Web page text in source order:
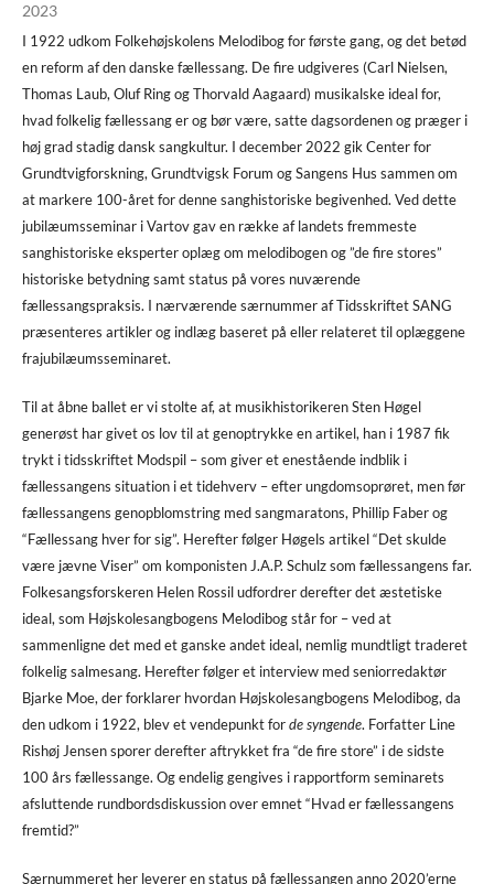
2023
I 1922 udkom Folkehøjskolens Melodibog for første gang, og det betød
en reform af den danske fællessang. De fire udgiveres (Carl Nielsen,
Thomas Laub, Oluf Ring og Thorvald Aagaard) musikalske ideal for,
hvad folkelig fællessang er og bør være, satte dagsordenen og præger i
høj grad stadig dansk sangkultur. I december 2022 gik Center for
Grundtvigforskning, Grundtvigsk Forum og Sangens Hus sammen om
at markere 100-året for denne sanghistoriske begivenhed. Ved dette
jubilæumsseminar i Vartov gav en række af landets fremmeste
sanghistoriske eksperter oplæg om melodibogen og ”de fire stores”
historiske betydning samt status på vores nuværende
fællessangspraksis. I nærværende særnummer af Tidsskriftet SANG
præsenteres artikler og indlæg baseret på eller relateret til oplæggene
frajubilæumsseminaret.
Til at åbne ballet er vi stolte af, at musikhistorikeren Sten Høgel
generøst har givet os lov til at genoptrykke en artikel, han i 1987 fik
trykt i tidsskriftet Modspil – som giver et enestående indblik i
fællessangens situation i et tidehverv – efter ungdomsoprøret, men før
fællessangens genopblomstring med sangmaratons, Phillip Faber og
“Fællessang hver for sig”. Herefter følger Høgels artikel “Det skulde
være jævne Viser” om komponisten J.A.P. Schulz som fællessangens far.
Folkesangsforskeren Helen Rossil udfordrer derefter det æstetiske
ideal, som Højskolesangbogens Melodibog står for – ved at
sammenligne det med et ganske andet ideal, nemlig mundtligt traderet
folkelig salmesang. Herefter følger et interview med seniorredaktør
Bjarke Moe, der forklarer hvordan Højskolesangbogens Melodibog, da
den udkom i 1922, blev et vendepunkt forde syngende. Forfatter Line
Rishøj Jensen sporer derefter aftrykket fra “de fire store” i de sidste
100 års fællessange. Og endelig gengives i rapportform seminarets
afsluttende rundbordsdiskussion over emnet “Hvad er fællessangens
fremtid?”
Særnummeret her leverer en status på fællessangen anno 2020’erne